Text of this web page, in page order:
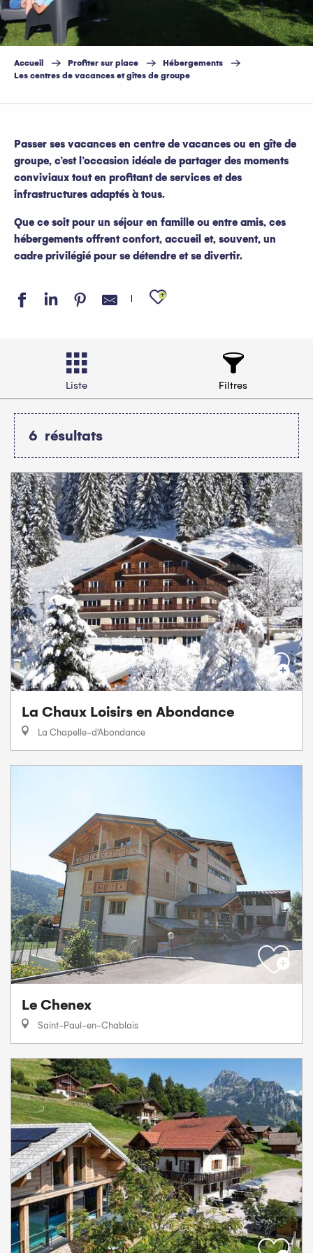
Accueil Profiter sur place
Hébergements
Les centres de vacances et gîtes de groupe
Passer ses vacances en centre de vacances ou en gîte de
groupe, c’est l’occasion idéale de partager des moments
conviviaux tout en profitant de services et des
infrastructures adaptés à tous.
Que ce soit pour un séjour en famille ou entre amis, ces
hébergements offrent confort, accueil et, souvent, un
cadre privilégié pour se détendre et se divertir.
Ajouter aux
Liste Filtres
6 résultats
La Chaux Loisirs en Abondance
La Chapelle-d'Abondance
Le Chenex
Saint-Paul-en-Chablais